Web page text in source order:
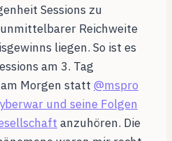
Sessions zu
Reichweite
liegen. So ist es
am 3. Tag
Morgen statt @mspro
und seine Folgen
anzuhören. Die